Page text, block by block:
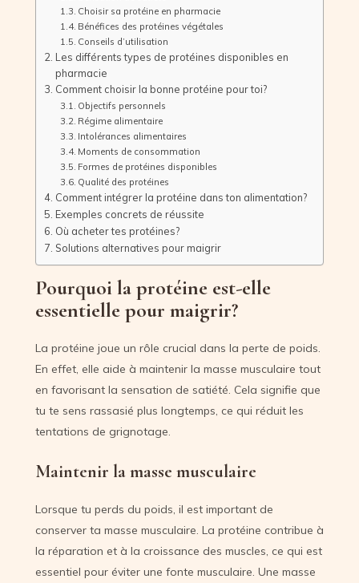
Choisir sa protéine en pharmacie
Bénéfices des protéines végétales
Conseils d’utilisation
Les différents types de protéines disponibles en
pharmacie
Comment choisir la bonne protéine pour toi?
Objectifs personnels
Régime alimentaire
Intolérances alimentaires
Moments de consommation
Formes de protéines disponibles
Qualité des protéines
Comment intégrer la protéine dans ton alimentation?
Exemples concrets de réussite
Où acheter tes protéines?
Solutions alternatives pour maigrir
Pourquoi la protéine est-elle
essentielle pour maigrir?
La protéine joue un rôle crucial dans la perte de poids.
En effet, elle aide à maintenir la masse musculaire tout
en favorisant la sensation de satiété. Cela signifie que
tu te sens rassasié plus longtemps, ce qui réduit les
tentations de grignotage.
Maintenir la masse musculaire
Lorsque tu perds du poids, il est important de
conserver ta masse musculaire. La protéine contribue à
la réparation et à la croissance des muscles, ce qui est
essentiel pour éviter une fonte musculaire. Une masse